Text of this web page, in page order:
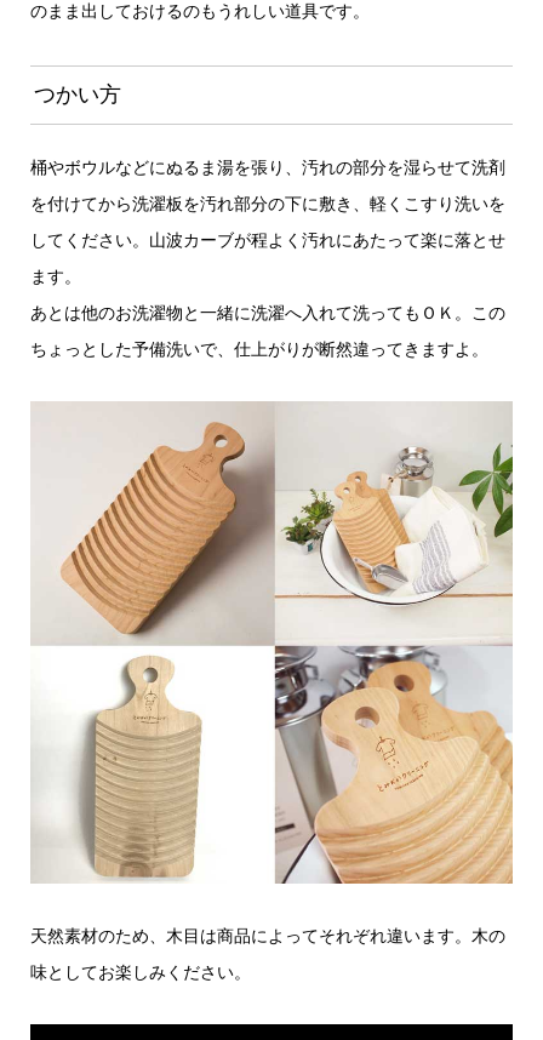
のまま出しておけるのもうれしい道具です。
つかい方
桶やボウルなどにぬるま湯を張り、汚れの部分を湿らせて洗剤
を付けてから洗濯板を汚れ部分の下に敷き、軽くこすり洗いを
してください。山波カーブが程よく汚れにあたって楽に落とせ
ます。
あとは他のお洗濯物と一緒に洗濯へ入れて洗ってもＯＫ。この
ちょっとした予備洗いで、仕上がりが断然違ってきますよ。
天然素材のため、木目は商品によってそれぞれ違います。木の
味としてお楽しみください。